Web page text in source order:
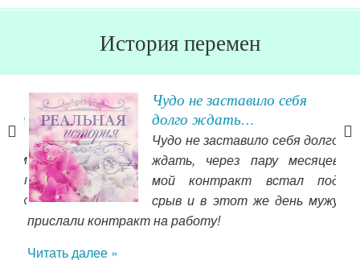
История перемен
Чудо не заставило себя
долго ждать…
Чудо не заставило себя долго
ждать, через пару месяцев
мой контракт встал под
срыв и в этот же день мужу
прислали контракт на работу!
Читать далее »